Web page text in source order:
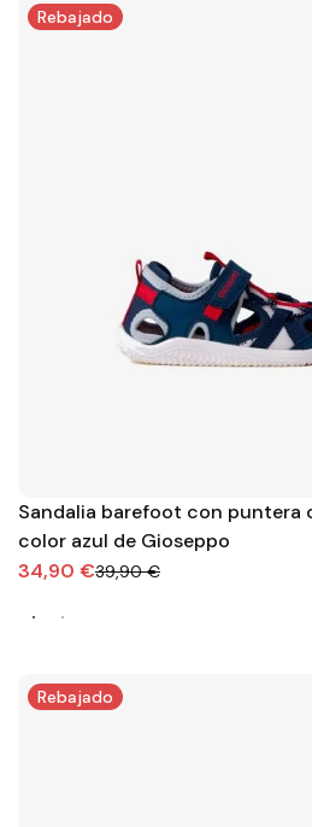
Rebajado
Sandalia barefoot con puntera
color azul de Gioseppo
34,90 €39,90 €
Rebajado